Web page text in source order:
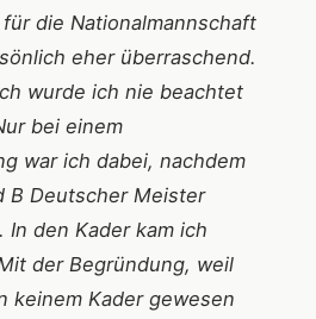
die Nationalmannschaft
eher überraschend.
wurde ich nie beachtet
bei einem
war ich dabei, nachdem
B Deutscher Meister
In den Kader kam ich
der Begründung, weil
keinem Kader gewesen